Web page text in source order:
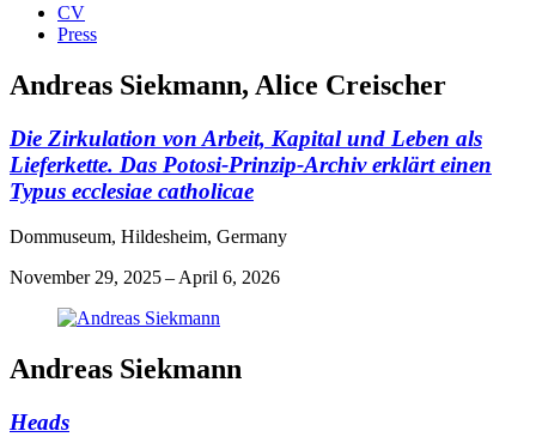
CV
Press
Andreas Siekmann, Alice Creischer
Die Zirkulation von Arbeit, Kapital und Leben als
Lieferkette. Das Potosi-Prinzip-Archiv erklärt einen
Typus ecclesiae catholicae
Dommuseum, Hildesheim, Germany
November 29, 2025 – April 6, 2026
Andreas Siekmann
Heads